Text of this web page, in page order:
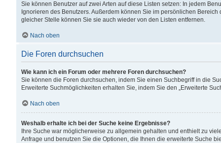
Sie können Benutzer auf zwei Arten auf diese Listen setzen: In jedem
Ignorieren des Benutzers. Außerdem können Sie im persönlichen
gleicher Stelle können Sie sie auch wieder von den Listen entfernen.
Nach oben
Die Foren durchsuchen
Wie kann ich ein Forum oder mehrere Foren durchsuchen?
Sie können die Foren durchsuchen, indem Sie einen Suchbegriff in die
Erweiterte Suchmöglichkeiten erhalten Sie, indem Sie den „Erweiterte
Nach oben
Weshalb erhalte ich bei der Suche keine Ergebnisse?
Ihre Suche war möglicherweise zu allgemein gehalten und enthielt zu
Anfrage und benutzen Sie die Optionen, die Ihnen die erweiterte Suche